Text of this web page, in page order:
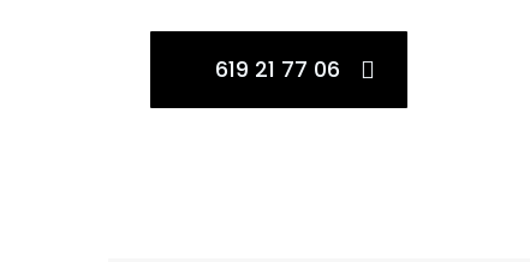
619 21 77 06